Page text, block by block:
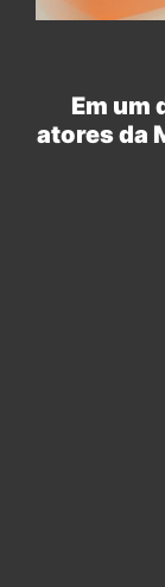
Em um
atores da